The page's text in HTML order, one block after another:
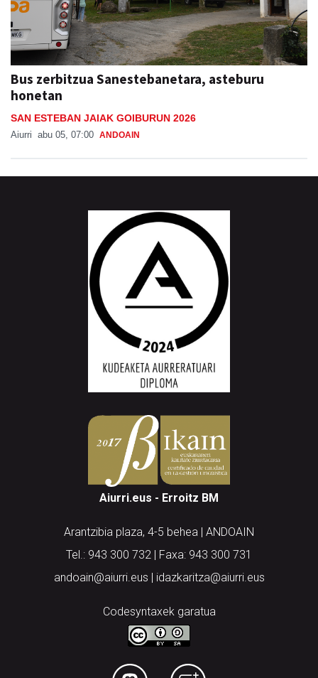
Bus zerbitzua Sanestebanetara, asteburu
honetan
SAN ESTEBAN JAIAK GOIBURUN 2026
Aiurri abu 05, 07:00 ANDOAIN
Aiurri.eus - Erroitz BM
Arantzibia plaza, 4-5 behea | ANDOAIN
Tel.: 943 300 732 | Faxa: 943 300 731
andoain@aiurri.eus | idazkaritza@aiurri.eus
Codesyntaxek garatua